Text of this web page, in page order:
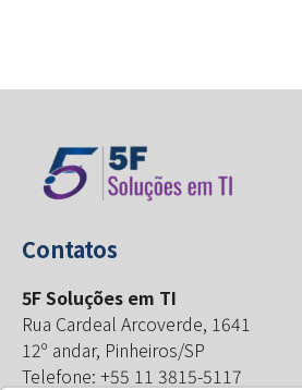
Contatos
5F Soluções em TI
Rua Cardeal Arcoverde, 1641
12º andar, Pinheiros/SP
Telefone: +55 11 3815-5117